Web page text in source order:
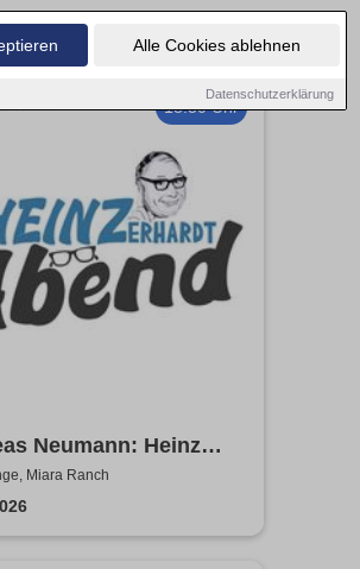
Alle Cookies ablehnen
Datenschutzerklärung
18:30 Uhr
Neumann: Heinz
Dinner Show
Miara Ranch